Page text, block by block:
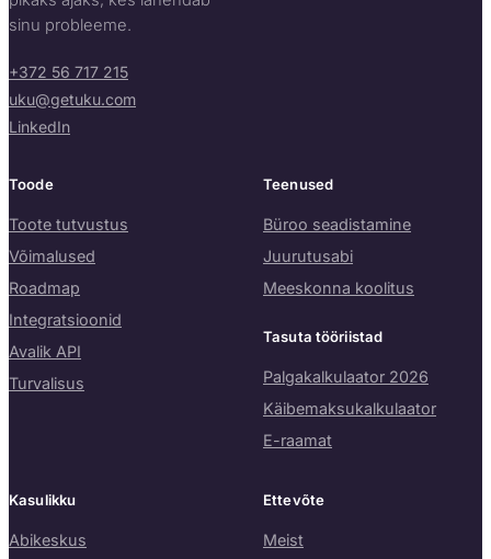
sinu probleeme.
+372 56 717 215
uku@getuku.com
LinkedIn
Toode
Toote tutvustus
Võimalused
Roadmap
Integratsioonid
Avalik API
Turvalisus
Teenused
Büroo seadistamine
Juurutusabi
Meeskonna koolitus
Tasuta tööriistad
Palgakalkulaator 2026
Käibemaksukalkulaator
E-raamat
Kasulikku
Abikeskus
Ettevõte
Meist